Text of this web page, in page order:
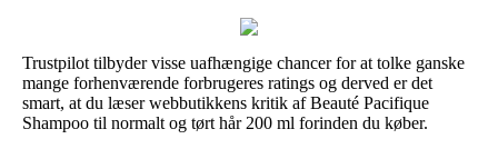
Trustpilot tilbyder visse uafhængige chancer for at tolke ganske
mange forhenværende forbrugeres ratings og derved er det
smart, at du læser webbutikkens kritik af Beauté Pacifique
Shampoo til normalt og tørt hår 200 ml forinden du køber.